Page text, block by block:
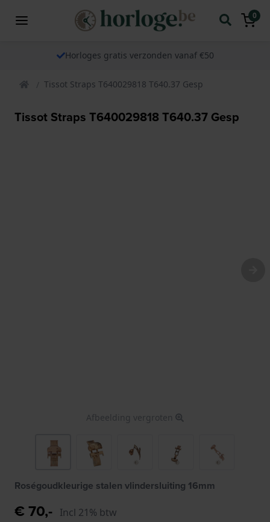
0
Horloges gratis verzonden vanaf €50
Tissot Straps T640029818 T640.37 Gesp
Tissot Straps T640029818 T640.37 Gesp
Afbeelding vergroten
Roségoudkleurige stalen vlindersluiting 16mm
€ 70,- Incl 21% btw